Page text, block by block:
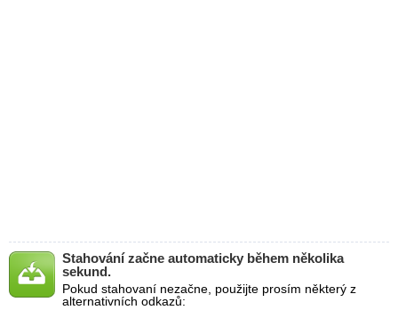
Stahování začne automaticky během několika
sekund.
Pokud stahovaní nezačne, použijte prosím některý z
alternativních odkazů: